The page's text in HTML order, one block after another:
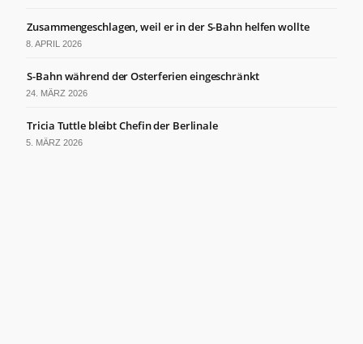
Zusammengeschlagen, weil er in der S-Bahn helfen wollte
8. APRIL 2026
S-Bahn während der Osterferien eingeschränkt
24. MÄRZ 2026
Tricia Tuttle bleibt Chefin der Berlinale
5. MÄRZ 2026